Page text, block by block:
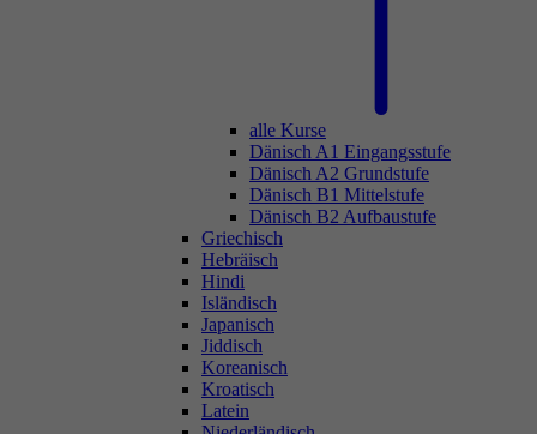
alle Kurse
Dänisch A1 Eingangsstufe
Dänisch A2 Grundstufe
Dänisch B1 Mittelstufe
Dänisch B2 Aufbaustufe
Griechisch
Hebräisch
Hindi
Isländisch
Japanisch
Jiddisch
Koreanisch
Kroatisch
Latein